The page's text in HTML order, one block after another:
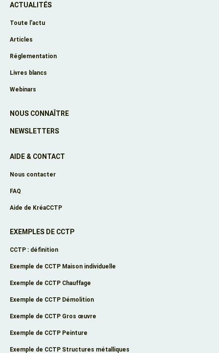
ACTUALITÉS
Toute l’actu
Articles
Réglementation
Livres blancs
Webinars
NOUS CONNAÎTRE
NEWSLETTERS
AIDE & CONTACT
Nous contacter
FAQ
Aide de KréaCCTP
EXEMPLES DE CCTP
CCTP : définition
Exemple de CCTP Maison individuelle
Exemple de CCTP Chauffage
Exemple de CCTP Démolition
Exemple de CCTP Gros œuvre
Exemple de CCTP Peinture
Exemple de CCTP Structures métalliques